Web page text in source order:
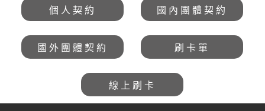
個人契約 國內團體契約
國外團體契約 刷卡單
線上刷卡